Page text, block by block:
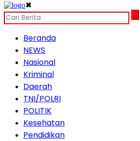
✖
Beranda
NEWS
Nasional
Kriminal
Daerah
TNI/POLRI
POLITIK
Kesehatan
Pendidikan